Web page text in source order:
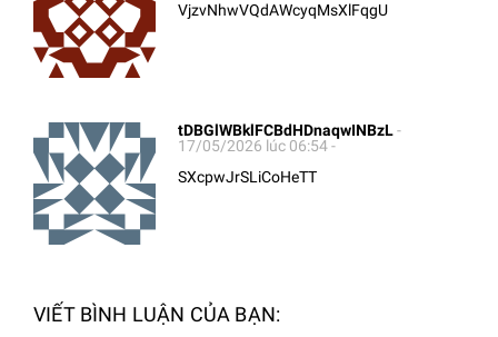
VjzvNhwVQdAWcyqMsXlFqgU
tDBGlWBklFCBdHDnaqwINBzL-
17/05/2026 lúc 06:54 -
SXcpwJrSLiCoHeTT
VIẾT BÌNH LUẬN CỦA BẠN: